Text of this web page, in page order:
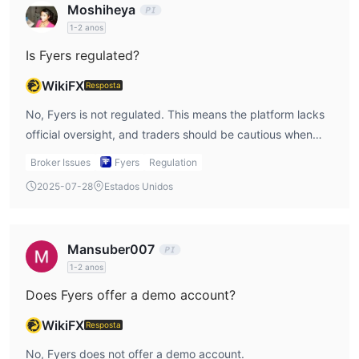
Moshiheya
1-2 anos
Is Fyers regulated?
WikiFX Resposta
No, Fyers is not regulated. This means the platform lacks
official oversight, and traders should be cautious when
using its services.
Broker Issues Fyers
Regulation
2025-07-28
Estados Unidos
Mansuber007
1-2 anos
Does Fyers offer a demo account?
WikiFX Resposta
No, Fyers does not offer a demo account.